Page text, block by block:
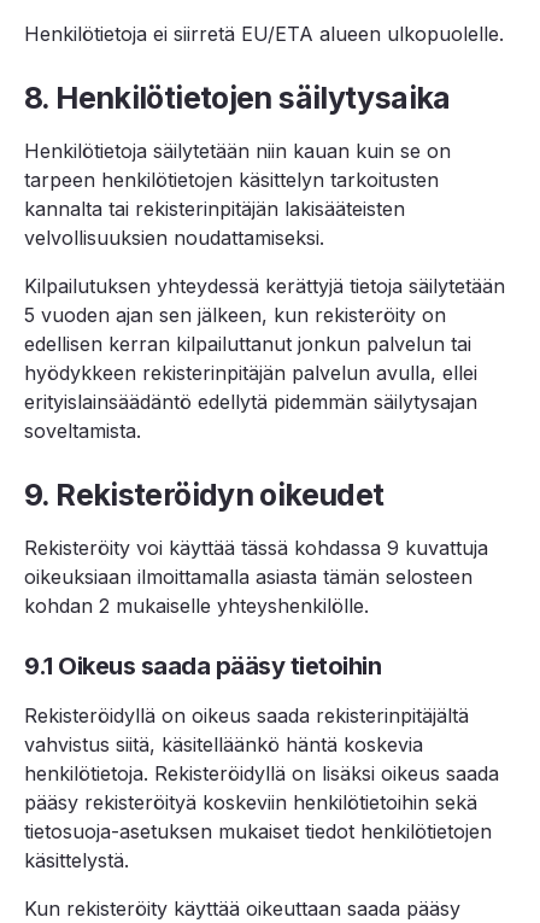
Henkilötietoja ei siirretä EU/ETA alueen ulkopuolelle.
8. Henkilötietojen säilytysaika
Henkilötietoja säilytetään niin kauan kuin se on
tarpeen henkilötietojen käsittelyn tarkoitusten
kannalta tai rekisterinpitäjän lakisääteisten
velvollisuuksien noudattamiseksi.
Kilpailutuksen yhteydessä kerättyjä tietoja säilytetään
5 vuoden ajan sen jälkeen, kun rekisteröity on
edellisen kerran kilpailuttanut jonkun palvelun tai
hyödykkeen rekisterinpitäjän palvelun avulla, ellei
erityislainsäädäntö edellytä pidemmän säilytysajan
soveltamista.
9. Rekisteröidyn oikeudet
Rekisteröity voi käyttää tässä kohdassa 9 kuvattuja
oikeuksiaan ilmoittamalla asiasta tämän selosteen
kohdan 2 mukaiselle yhteyshenkilölle.
9.1 Oikeus saada pääsy tietoihin
Rekisteröidyllä on oikeus saada rekisterinpitäjältä
vahvistus siitä, käsitelläänkö häntä koskevia
henkilötietoja. Rekisteröidyllä on lisäksi oikeus saada
pääsy rekisteröityä koskeviin henkilötietoihin sekä
tietosuoja-asetuksen mukaiset tiedot henkilötietojen
käsittelystä.
Kun rekisteröity käyttää oikeuttaan saada pääsy